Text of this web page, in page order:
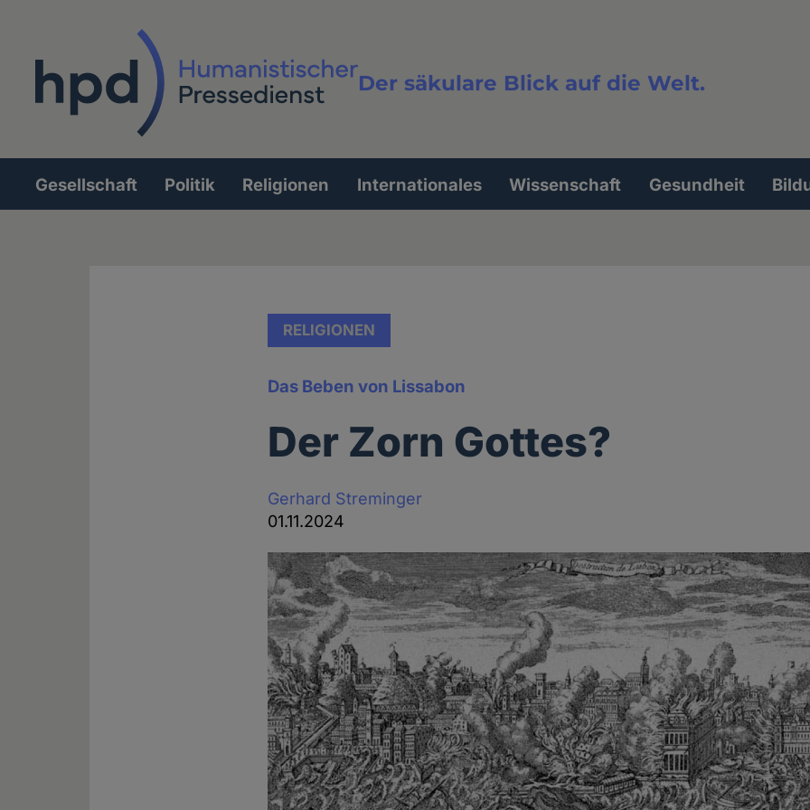
Der säkulare Blick auf die Welt.
Volltextsuche
Hauptnavigation
Gesellschaft Politik Religionen Internationales Wissenschaft Gesundheit
RELIGIONEN
Das Beben von Lissabon
Der Zorn Gottes?
Gerhard Streminger
01.11.2024